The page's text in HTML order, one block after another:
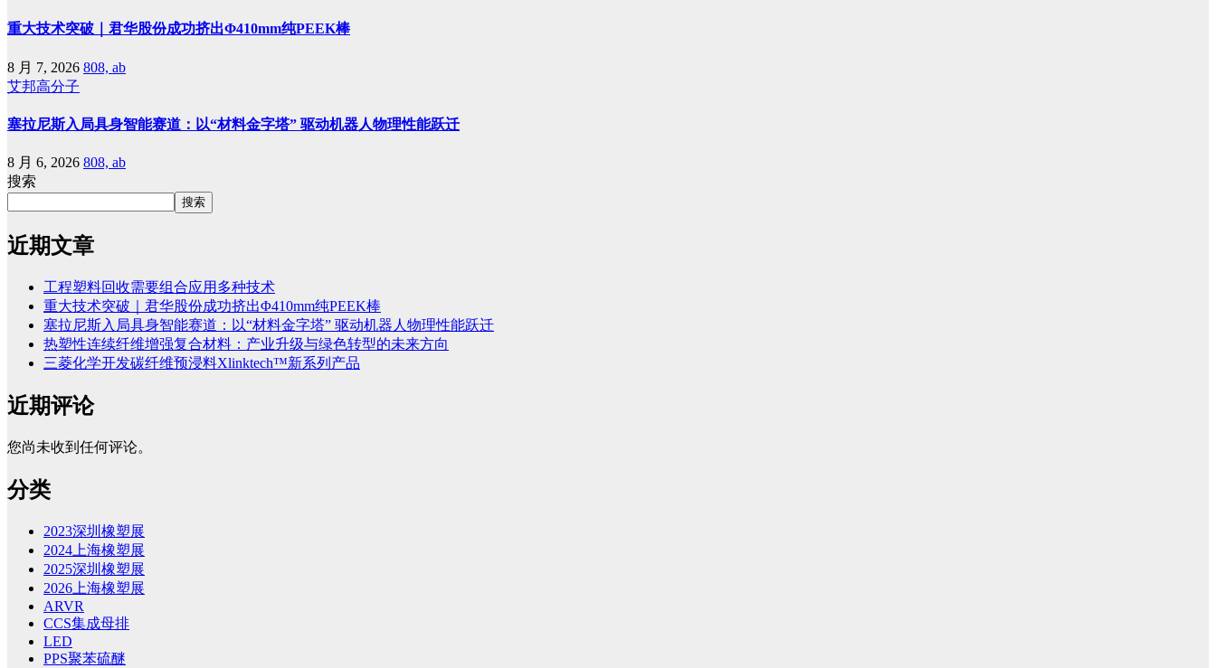
重大技术突破｜君华股份成功挤出Φ410mm纯PEEK棒
8 月 7, 2026 808, ab
艾邦高分子
塞拉尼斯入局具身智能赛道：以“材料金字塔” 驱动机器人物理性能跃迁
8 月 6, 2026 808, ab
搜索
搜索
近期文章
工程塑料回收需要组合应用多种技术
重大技术突破｜君华股份成功挤出Φ410mm纯PEEK棒
塞拉尼斯入局具身智能赛道：以“材料金字塔” 驱动机器人物理性能跃迁
热塑性连续纤维增强复合材料：产业升级与绿色转型的未来方向
三菱化学开发碳纤维预浸料Xlinktech™新系列产品
近期评论
您尚未收到任何评论。
分类
2023深圳橡塑展
2024上海橡塑展
2025深圳橡塑展
2026上海橡塑展
ARVR
CCS集成母排
LED
PPS聚苯硫醚